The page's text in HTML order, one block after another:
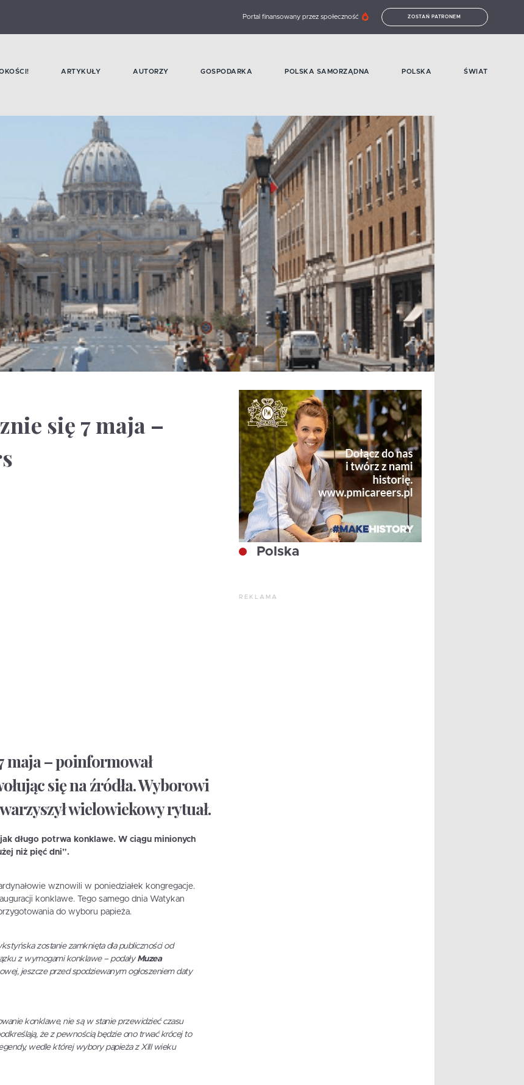
Portal finansowany przez społeczność ZOSTAŃ PATRONEM
ARTYKUŁY AUTORZY GOSPODARKA POLSKA SAMORZĄDNA POLSKA ŚWIAT
się 7 maja –
maja – poinformował
się na źródła. Wyborowi
wielowiekowy rytuał.
długo potrwa konklawe. W ciągu minionych
niż pięć dni”.
wznowili w poniedziałek kongregacje.
konklawe. Tego samego dnia Watykan
do wyboru papieża.
zostanie zamknięta dla publiczności od
z wymogami konklawe – podały Muzea
jeszcze przed spodziewanym ogłoszeniem daty
konklawe, nie są w stanie przewidzieć czasu
że z pewnością będzie ono trwać krócej to
wedle której wybory papieża z XIII wieku
Polska
REKLAMA